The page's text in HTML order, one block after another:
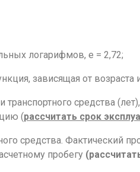
логарифмов, е = 2,72;
зависящая от возраста
транспортного средства
(рассчитать срок
средства. Фактический
пробегу